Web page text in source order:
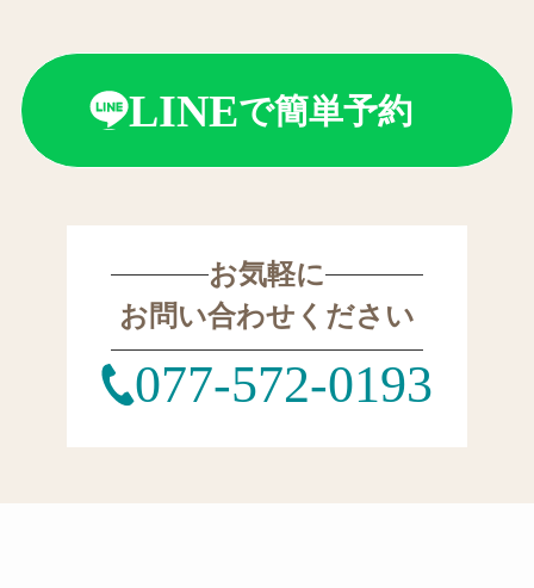
LINEで簡単予約
お気軽に
お問い合わせください
077-572-0193